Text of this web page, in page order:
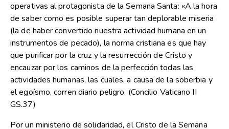
operativas al protagonista de la Semana Santa: «A la hora
de saber como es posible superar tan deplorable miseria
(la de haber convertido nuestra actividad humana en un
instrumentos de pecado), la norma cristiana es que hay
que purificar por la cruz y la resurrección de Cristo y
encauzar por los caminos de la perfección todas las
actividades humanas, las cuales, a causa de la soberbia y
el egoísmo, corren diario peligro. (Concilio Vaticano II
GS.37)
Por un ministerio de solidaridad, el Cristo de la Semana